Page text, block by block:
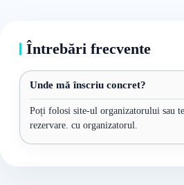
Întrebări frecvente
Unde mă înscriu concret?
Poți folosi site-ul organizatorului sau
rezervare. cu organizatorul.